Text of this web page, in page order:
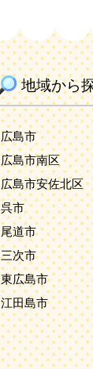
地域から
広島市
広島市南区
広島市安佐北区
呉市
尾道市
三次市
東広島市
江田島市